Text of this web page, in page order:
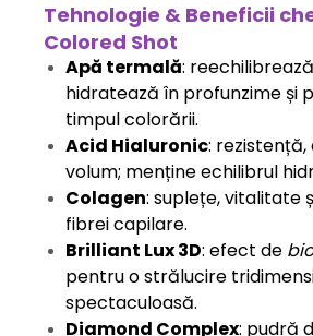
Tehnologie & Beneficii
Colored Shot
Apă termală:
hidratează în profunzime și
timpul colorării.
Acid Hialuronic:
volum; menține echilibrul
Colagen: suplețe, vitalitate
fibrei capilare.
Brilliant Lux 3D: efect de
pentru o strălucire
spectaculoasă.
Diamond Complex: pudră